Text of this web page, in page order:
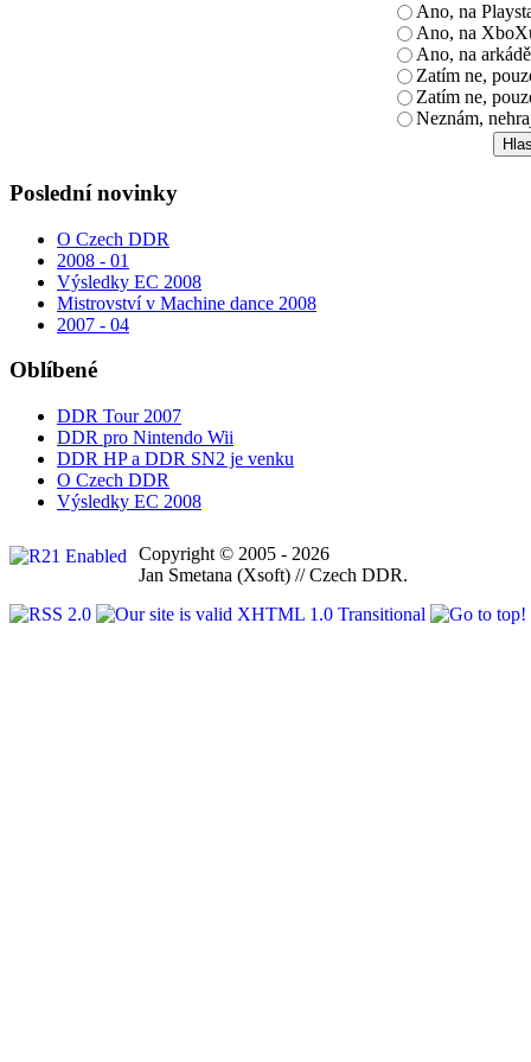
Ano, na
Ano, na
Ano, na arkádě
Zatím ne,
Zatím ne,
Neznám,
Poslední novinky
O Czech DDR
2008 - 01
Výsledky EC 2008
Mistrovství v Machine dance 2008
2007 - 04
Oblíbené
DDR Tour 2007
DDR pro Nintendo Wii
DDR HP a DDR SN2 je venku
O Czech DDR
Výsledky EC 2008
Copyright © 2005 - 2026
Jan Smetana (Xsoft) // Czech DDR.